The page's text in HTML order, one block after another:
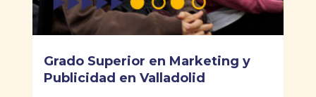
Grado Superior en Marketing y
Publicidad en Valladolid